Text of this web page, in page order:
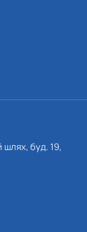
шлях, буд. 19,